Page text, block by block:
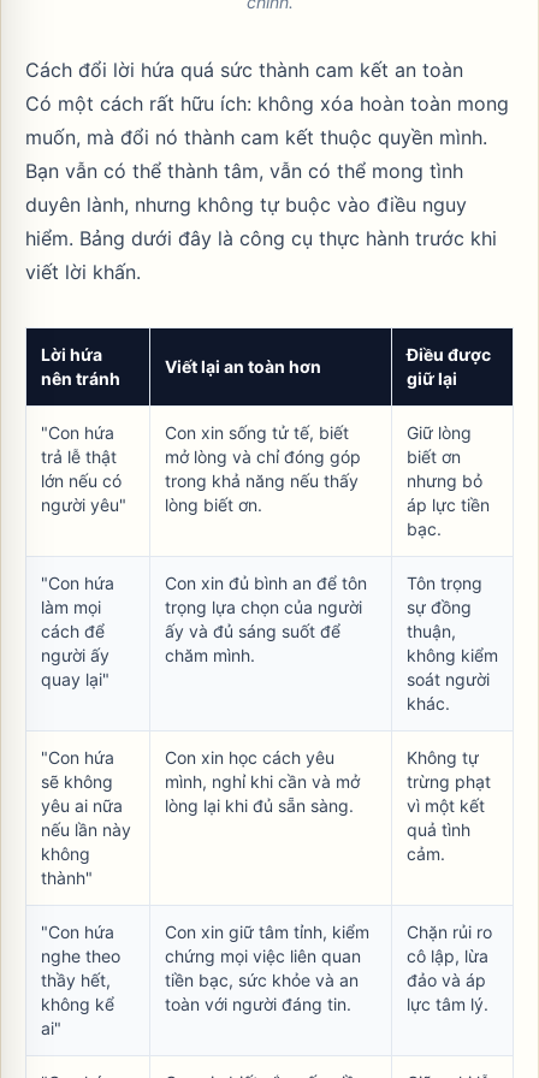
Cách đổi lời hứa quá sức thành cam kết an toàn
Có một cách rất hữu ích: không xóa hoàn toàn mong
muốn, mà đổi nó thành cam kết thuộc quyền mình.
Bạn vẫn có thể thành tâm, vẫn có thể mong tình
duyên lành, nhưng không tự buộc vào điều nguy
hiểm. Bảng dưới đây là công cụ thực hành trước khi
viết lời khấn.
Lời hứa
nên tránh
Viết lại an toàn hơn
Điều được
giữ lại
"Con hứa
trả lễ thật
lớn nếu có
người yêu"
Con xin sống tử tế, biết
mở lòng và chỉ đóng góp
trong khả năng nếu thấy
lòng biết ơn.
Giữ lòng
biết ơn
nhưng bỏ
áp lực tiền
bạc.
"Con hứa
làm mọi
cách để
người ấy
quay lại"
Con xin đủ bình an để tôn
trọng lựa chọn của người
ấy và đủ sáng suốt để
chăm mình.
Tôn trọng
sự đồng
thuận,
không kiểm
soát người
khác.
"Con hứa
sẽ không
yêu ai nữa
nếu lần này
không
thành"
Con xin học cách yêu
mình, nghỉ khi cần và mở
lòng lại khi đủ sẵn sàng.
Không tự
trừng phạt
vì một kết
quả tình
cảm.
"Con hứa
nghe theo
thầy hết,
không kể
ai"
Con xin giữ tâm tỉnh, kiểm
chứng mọi việc liên quan
tiền bạc, sức khỏe và an
toàn với người đáng tin.
Chặn rủi ro
cô lập, lừa
đảo và áp
lực tâm lý.